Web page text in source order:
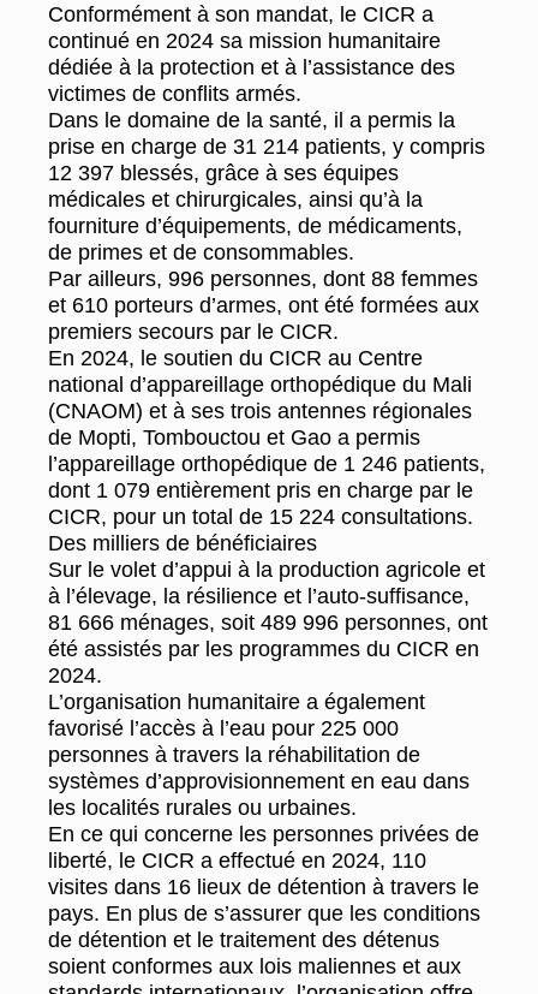
Conformément à son mandat, le CICR a
continué en 2024 sa mission humanitaire
dédiée à la protection et à l’assistance des
victimes de conflits armés.
Dans le domaine de la santé, il a permis la
prise en charge de 31 214 patients, y compris
12 397 blessés, grâce à ses équipes
médicales et chirurgicales, ainsi qu’à la
fourniture d’équipements, de médicaments,
de primes et de consommables.
Par ailleurs, 996 personnes, dont 88 femmes
et 610 porteurs d’armes, ont été formées aux
premiers secours par le CICR.
En 2024, le soutien du CICR au Centre
national d’appareillage orthopédique du Mali
(CNAOM) et à ses trois antennes régionales
de Mopti, Tombouctou et Gao a permis
l’appareillage orthopédique de 1 246 patients,
dont 1 079 entièrement pris en charge par le
CICR, pour un total de 15 224 consultations.
Des milliers de bénéficiaires
Sur le volet d’appui à la production agricole et
à l’élevage, la résilience et l’auto-suffisance,
81 666 ménages, soit 489 996 personnes, ont
été assistés par les programmes du CICR en
2024.
L’organisation humanitaire a également
favorisé l’accès à l’eau pour 225 000
personnes à travers la réhabilitation de
systèmes d’approvisionnement en eau dans
les localités rurales ou urbaines.
En ce qui concerne les personnes privées de
liberté, le CICR a effectué en 2024, 110
visites dans 16 lieux de détention à travers le
pays. En plus de s’assurer que les conditions
de détention et le traitement des détenus
soient conformes aux lois maliennes et aux